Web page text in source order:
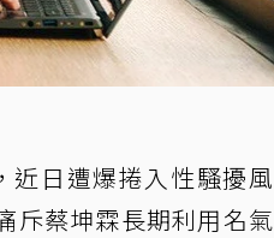
近日遭爆捲入性騷擾風
斥蔡坤霖長期利用名氣